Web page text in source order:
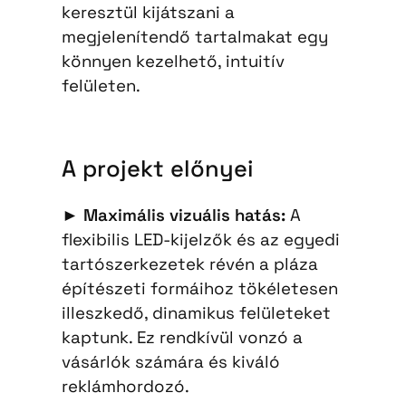
keresztül kijátszani a
megjelenítendő tartalmakat egy
könnyen kezelhető, intuitív
felületen.
A projekt előnyei
► Maximális vizuális hatás: A
flexibilis LED-kijelzők és az egyedi
tartószerkezetek révén a pláza
építészeti formáihoz tökéletesen
illeszkedő, dinamikus felületeket
kaptunk. Ez rendkívül vonzó a
vásárlók számára és kiváló
reklámhordozó.